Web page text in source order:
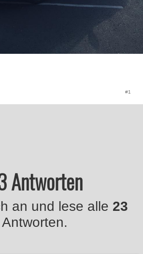
#1
Antworten
an und lese alle 23
Antworten.